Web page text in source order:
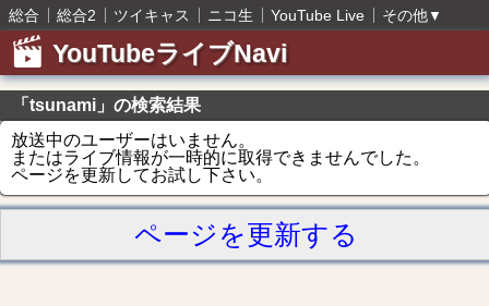
総合 総合2 ツイキャス ニコ生 YouTube Live その他▼
YouTubeライブNavi
「tsunami」の検索結果
放送中のユーザーはいません。
またはライブ情報が一時的に取得できませんでした。
ページを更新してお試し下さい。
ページを更新する